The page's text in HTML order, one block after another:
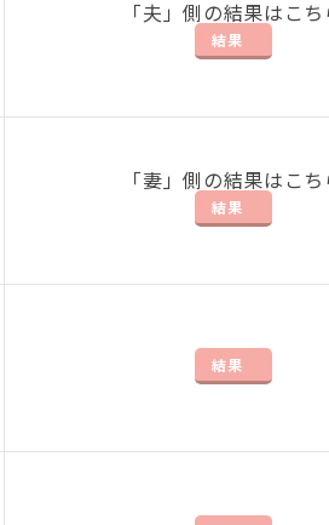
「夫」側の結果はこち
結果
「妻」側の結果はこち
結果
結果